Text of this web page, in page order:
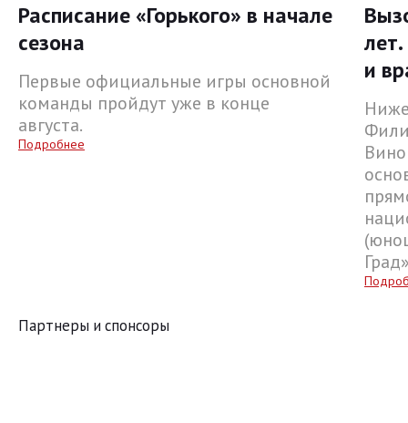
Расписание «Горького» в начале
сезона
Первые официальные игры основной
команды пройдут уже в конце
августа.
Подробнее
и
Партнеры и спонсоры